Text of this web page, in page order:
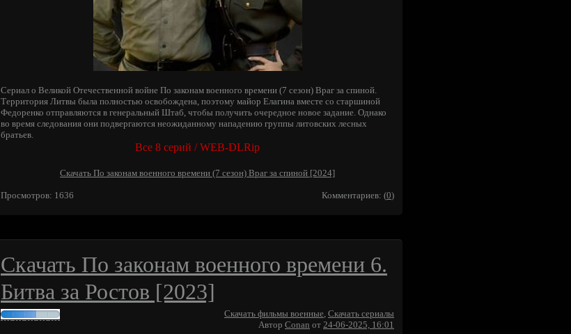
Сериал о Великой Отечественной войне По законам военного времени (7 сезон) Враг за спиной.
Территория Литвы была полностью освобождена, поэтому майор Елагина вместе со старшиной
Федоренко отправляются в генеральный Штаб, чтобы получить очередное новое задание. Однако
во время следования они подвергаются неожиданному нападению группы литовских лесных
братьев.
Все 8 серий / WEB-DLRip
Скачать По законам военного времени (7 сезон) Враг за спиной [2024]
Просмотров: 1636 Комментариев: (0)
Скачать По законам военного времени 6.
Битва за Ростов [2023]
Скачать фильмы военные, Скачать сериалы
Автор Conan от 24-06-2025, 16:01